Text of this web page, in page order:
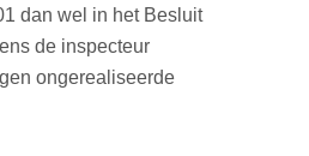
dan wel in het Besluit
de inspecteur
ongerealiseerde